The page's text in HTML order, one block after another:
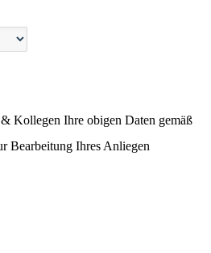
Kollegen Ihre obigen Daten gemäß
Bearbeitung Ihres Anliegen